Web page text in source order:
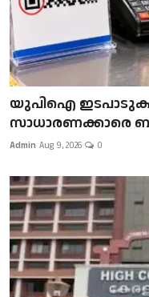
യുപിഐ
സാധാരണക്കാരെ
Admin Aug 9, 2026 0